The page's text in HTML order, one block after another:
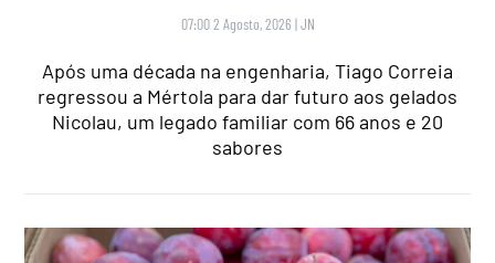
07:00 2 Agosto, 2026 |JN
Após uma década na engenharia, Tiago Correia
regressou a Mértola para dar futuro aos gelados
Nicolau, um legado familiar com 66 anos e 20
sabores